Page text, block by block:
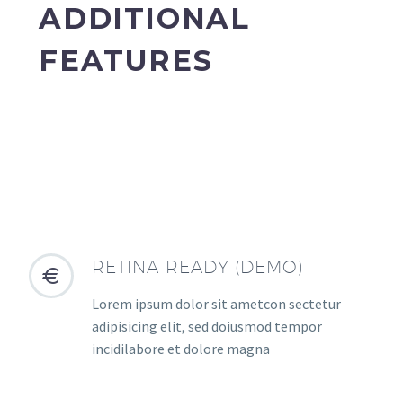
ADDITIONAL
FEATURES

 RETINA READY (DEMO)
Lorem ipsum dolor sit ametcon sectetur
adipisicing elit, sed doiusmod tempor
incidilabore et dolore magna